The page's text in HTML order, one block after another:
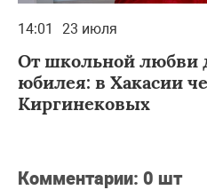
14:01 23 июля
От школьной любви
юбилея: в Хакасии
Киргинековых
Комментарии: 0 шт